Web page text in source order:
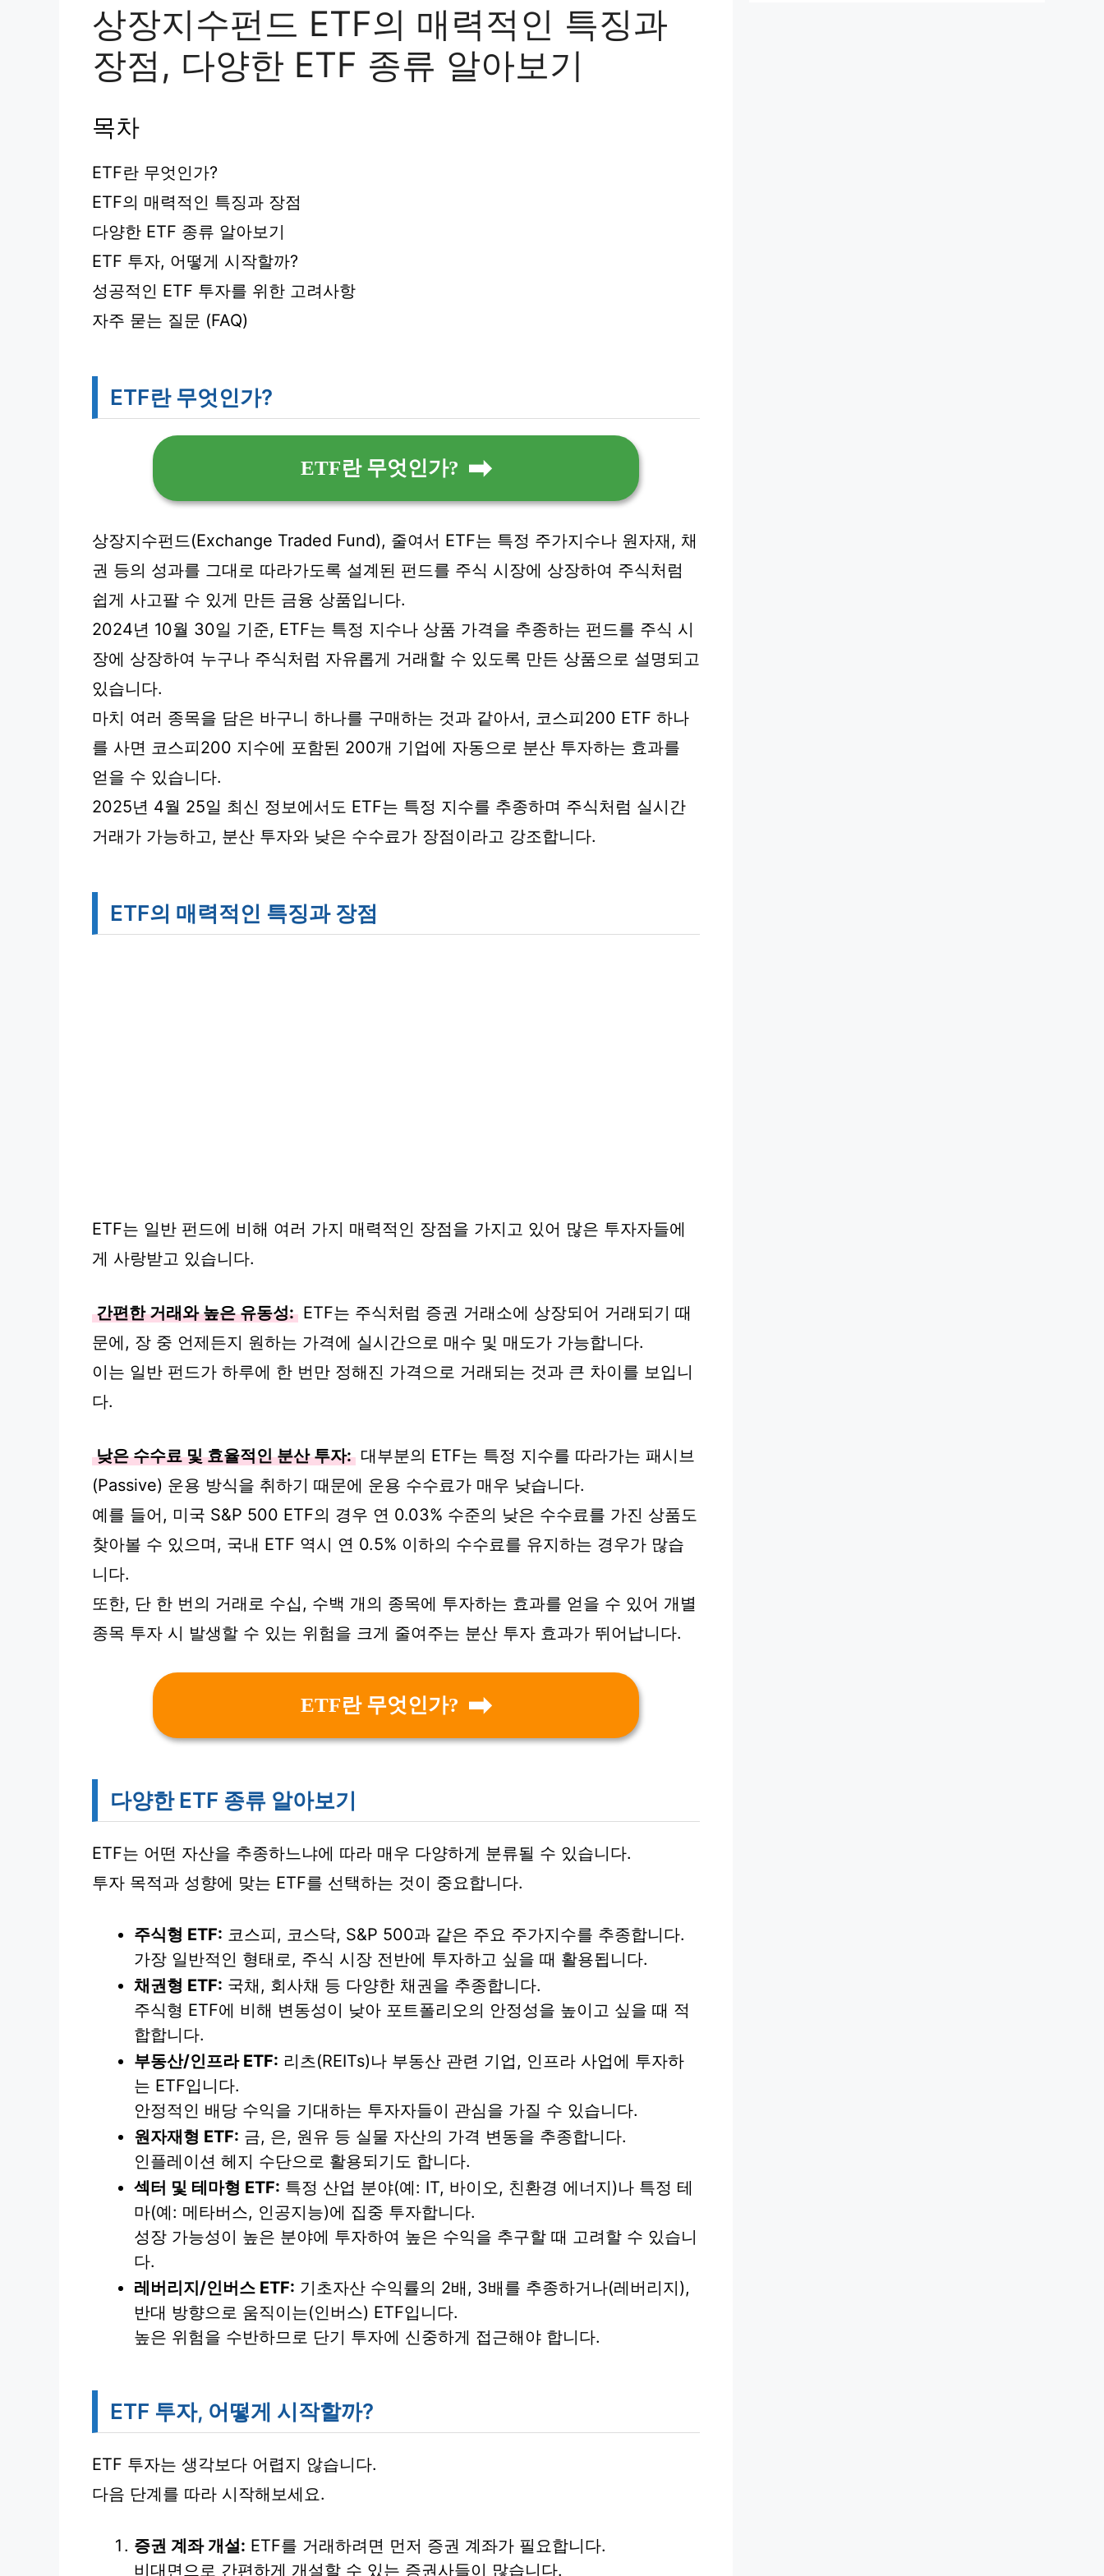
상장지수펀드 ETF의 매력적인 특징과
장점, 다양한 ETF 종류 알아보기
목차
ETF란 무엇인가?
ETF의 매력적인 특징과 장점
다양한 ETF 종류 알아보기
ETF 투자, 어떻게 시작할까?
성공적인 ETF 투자를 위한 고려사항
자주 묻는 질문 (FAQ)
ETF란 무엇인가?
ETF란 무엇인가?
상장지수펀드(Exchange Traded Fund), 줄여서 ETF는 특정 주가지수나 원자재, 채
권 등의 성과를 그대로 따라가도록 설계된 펀드를 주식 시장에 상장하여 주식처럼
쉽게 사고팔 수 있게 만든 금융 상품입니다.
2024년 10월 30일 기준, ETF는 특정 지수나 상품 가격을 추종하는 펀드를 주식 시
장에 상장하여 누구나 주식처럼 자유롭게 거래할 수 있도록 만든 상품으로 설명되고
있습니다.
마치 여러 종목을 담은 바구니 하나를 구매하는 것과 같아서, 코스피200 ETF 하나
를 사면 코스피200 지수에 포함된 200개 기업에 자동으로 분산 투자하는 효과를
얻을 수 있습니다.
2025년 4월 25일 최신 정보에서도 ETF는 특정 지수를 추종하며 주식처럼 실시간
거래가 가능하고, 분산 투자와 낮은 수수료가 장점이라고 강조합니다.
ETF의 매력적인 특징과 장점
ETF는 일반 펀드에 비해 여러 가지 매력적인 장점을 가지고 있어 많은 투자자들에
게 사랑받고 있습니다.
간편한 거래와 높은 유동성: ETF는 주식처럼 증권 거래소에 상장되어 거래되기 때
문에, 장 중 언제든지 원하는 가격에 실시간으로 매수 및 매도가 가능합니다.
이는 일반 펀드가 하루에 한 번만 정해진 가격으로 거래되는 것과 큰 차이를 보입니
다.
낮은 수수료 및 효율적인 분산 투자: 대부분의 ETF는 특정 지수를 따라가는 패시브
(Passive) 운용 방식을 취하기 때문에 운용 수수료가 매우 낮습니다.
예를 들어, 미국 S&P 500 ETF의 경우 연 0.03% 수준의 낮은 수수료를 가진 상품도
찾아볼 수 있으며, 국내 ETF 역시 연 0.5% 이하의 수수료를 유지하는 경우가 많습
니다.
또한, 단 한 번의 거래로 수십, 수백 개의 종목에 투자하는 효과를 얻을 수 있어 개별
종목 투자 시 발생할 수 있는 위험을 크게 줄여주는 분산 투자 효과가 뛰어납니다.
ETF란 무엇인가?
다양한 ETF 종류 알아보기
ETF는 어떤 자산을 추종하느냐에 따라 매우 다양하게 분류될 수 있습니다.
투자 목적과 성향에 맞는 ETF를 선택하는 것이 중요합니다.
주식형 ETF: 코스피, 코스닥, S&P 500과 같은 주요 주가지수를 추종합니다.
가장 일반적인 형태로, 주식 시장 전반에 투자하고 싶을 때 활용됩니다.
채권형 ETF: 국채, 회사채 등 다양한 채권을 추종합니다.
주식형 ETF에 비해 변동성이 낮아 포트폴리오의 안정성을 높이고 싶을 때 적
합합니다.
부동산/인프라 ETF: 리츠(REITs)나 부동산 관련 기업, 인프라 사업에 투자하
는 ETF입니다.
안정적인 배당 수익을 기대하는 투자자들이 관심을 가질 수 있습니다.
원자재형 ETF: 금, 은, 원유 등 실물 자산의 가격 변동을 추종합니다.
인플레이션 헤지 수단으로 활용되기도 합니다.
섹터 및 테마형 ETF: 특정 산업 분야(예: IT, 바이오, 친환경 에너지)나 특정 테
마(예: 메타버스, 인공지능)에 집중 투자합니다.
성장 가능성이 높은 분야에 투자하여 높은 수익을 추구할 때 고려할 수 있습니
다.
레버리지/인버스 ETF: 기초자산 수익률의 2배, 3배를 추종하거나(레버리지),
반대 방향으로 움직이는(인버스) ETF입니다.
높은 위험을 수반하므로 단기 투자에 신중하게 접근해야 합니다.
ETF 투자, 어떻게 시작할까?
ETF 투자는 생각보다 어렵지 않습니다.
다음 단계를 따라 시작해보세요.
증권 계좌 개설: ETF를 거래하려면 먼저 증권 계좌가 필요합니다.
비대면으로 간편하게 개설할 수 있는 증권사들이 많습니다.